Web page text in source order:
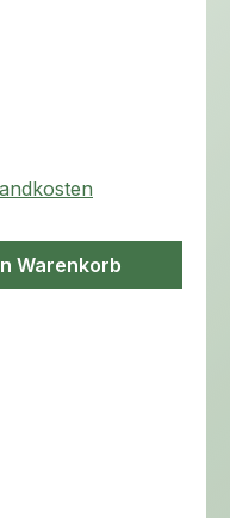
den
Warenkorb